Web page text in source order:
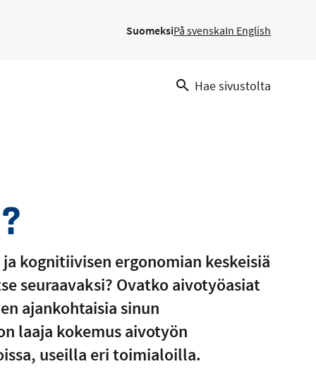
SuomeksiPå svenskaIn English
Hae sivustolta
kognitiivisen ergonomian keskeisiä
seuraavaksi? Ovatko aivotyöasiat
ajankohtaisia sinun
laaja kokemus aivotyön
useilla eri toimialoilla.